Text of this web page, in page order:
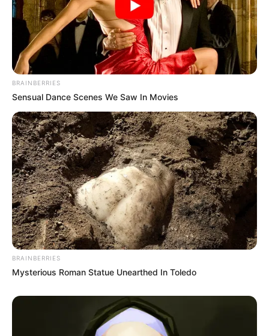
How To Get An Erection Even After 60!
MEDVI
BRAINBERRIES
Sensual Dance Scenes We Saw In Movies
BRAINBERRIES
Mysterious Roman Statue Unearthed In Toledo